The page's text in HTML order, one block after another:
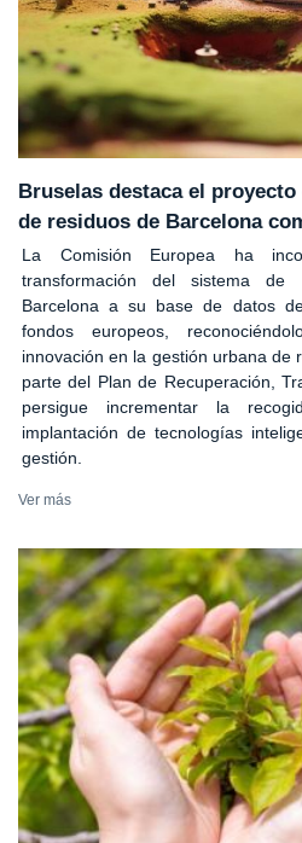
Bruselas destaca el
de residuos de Barcelona
La Comisión Europea ha
transformación del sistema
Barcelona a su base de datos
fondos europeos,
innovación en la gestión urbana de
parte del Plan de Recuperación,
persigue incrementar la
implantación de tecnologías
gestión.
Ver más